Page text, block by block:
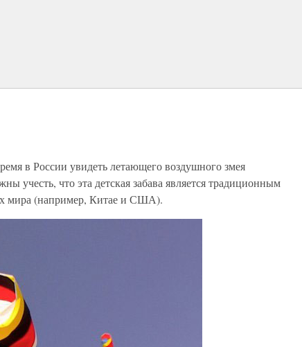
в России увидеть летающего воздушного змея
учесть, что эта детская забава является традиционным
мира (например, Китае и США).